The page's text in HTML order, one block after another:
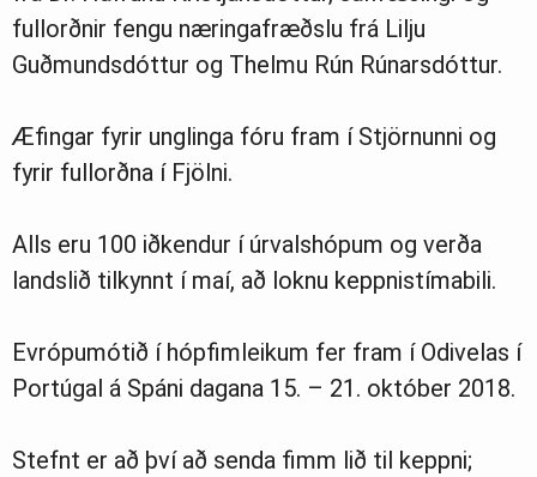
fullorðnir fengu næringafræðslu frá Lilju
Guðmundsdóttur og Thelmu Rún Rúnarsdóttur.
Æfingar fyrir unglinga fóru fram í Stjörnunni og
fyrir fullorðna í Fjölni.
Alls eru 100 iðkendur í úrvalshópum og verða
landslið tilkynnt í maí, að loknu keppnistímabili.
Evrópumótið í hópfimleikum fer fram í Odivelas í
Portúgal á Spáni dagana 15. – 21. október 2018.
Stefnt er að því að senda fimm lið til keppni;